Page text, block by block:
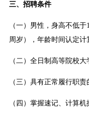
三、招聘条件
（一）男性，身高不低
周岁），年龄时间认定计
（二）全日制高等院校大
（三）具有正常履行职责
（四）掌握速记、计算